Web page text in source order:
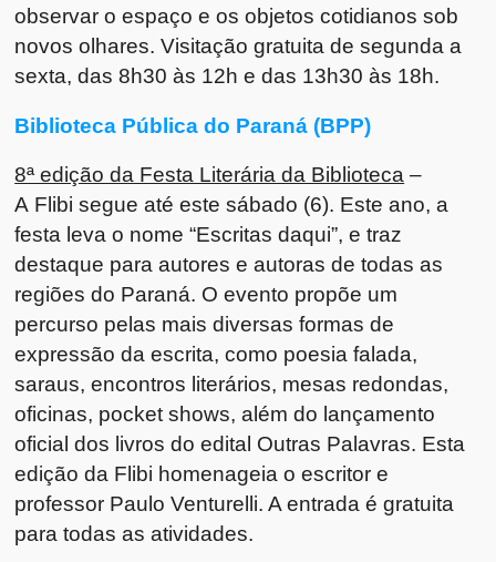
observar o espaço e os objetos cotidianos sob
novos olhares. Visitação gratuita de segunda a
sexta, das 8h30 às 12h e das 13h30 às 18h.
Biblioteca Pública do Paraná (BPP)
8ª edição da Festa Literária da Biblioteca –
A Flibi segue até este sábado (6). Este ano, a
festa leva o nome “Escritas daqui”, e traz
destaque para autores e autoras de todas as
regiões do Paraná. O evento propõe um
percurso pelas mais diversas formas de
expressão da escrita, como poesia falada,
saraus, encontros literários, mesas redondas,
oficinas, pocket shows, além do lançamento
oficial dos livros do edital Outras Palavras. Esta
edição da Flibi homenageia o escritor e
professor Paulo Venturelli. A entrada é gratuita
para todas as atividades.